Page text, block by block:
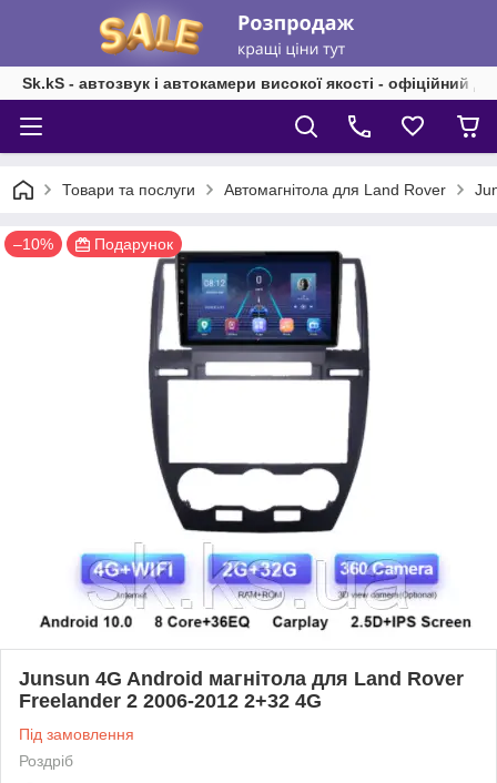
Sk.kS - автозвук і автокамери високої якості - офіційний
Товари та послуги Автомагнітола для Land Rover
–10% Подарунок
Junsun 4G Android магнітола для Land Rover
Freelander 2 2006-2012 2+32 4G
Під замовлення
Роздріб